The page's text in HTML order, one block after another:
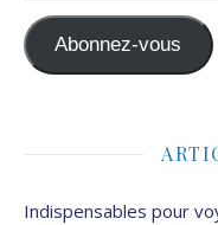
Abonnez-vous
Indispensables pour